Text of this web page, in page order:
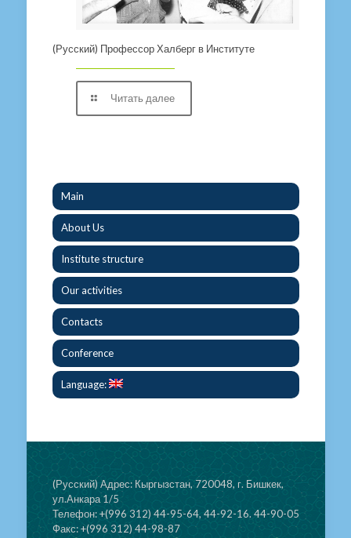
(Русский) Профессор Халберг в Институте
Читать далее
Main
About Us
Institute structure
Our activities
Contacts
Conference
Language:
(Русский) Адрес: Кыргызстан, 720048, г. Бишкек,
ул.Анкара 1/5
Телефон: +(996 312) 44-95-64, 44-92-16. 44-90-05
Факс: +(996 312) 44-98-87